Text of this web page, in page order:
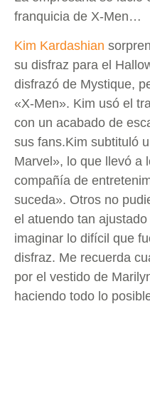
franquicia de X-Men…
Kim Kardashian
su disfraz para el
disfrazó de Mystique,
«X-Men». Kim usó el
con un acabado de
sus fans.Kim subtituló
Marvel», lo que llevó a
compañía de
suceda». Otros no
el atuendo tan
imaginar lo difícil que
disfraz. Me recuerda
por el vestido de
haciendo todo lo